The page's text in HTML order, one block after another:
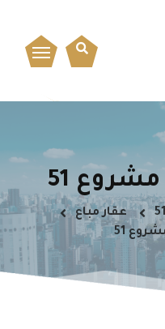
عقار مباع